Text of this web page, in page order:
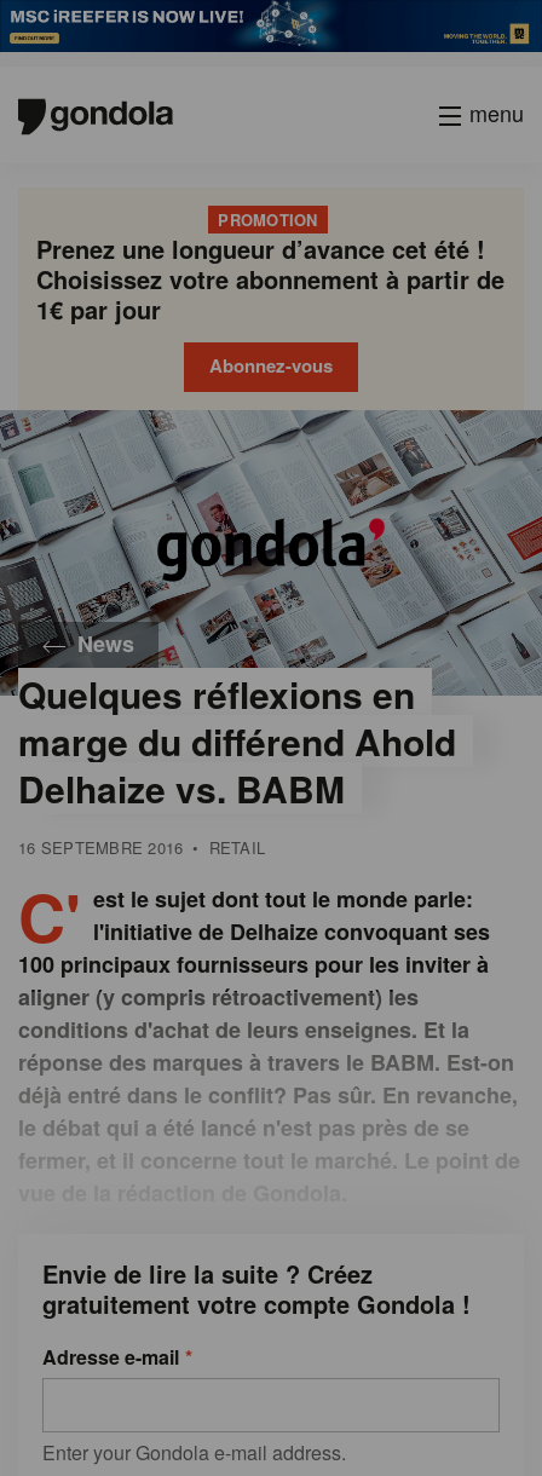
menu
PROMOTION
Prenez une longueur d’avance cet été !
Choisissez votre abonnement à partir de
1€ par jour
Abonnez-vous
News
Quelques réflexions en
marge du différend Ahold
Delhaize vs. BABM
16 SEPTEMBRE 2016 • RETAIL
C' est le sujet dont tout le monde parle:
l'initiative de Delhaize convoquant ses
100 principaux fournisseurs pour les inviter à
aligner (y compris rétroactivement) les
conditions d'achat de leurs enseignes. Et la
réponse des marques à travers le BABM. Est-on
déjà entré dans le conflit? Pas sûr. En revanche,
le débat qui a été lancé n'est pas près de se
fermer, et il concerne tout le marché. Le point de
Envie de lire la suite ? Créez
gratuitement votre compte Gondola !
Adresse e-mail
Enter your Gondola e-mail address.
Gondola
academy
Gondola
society